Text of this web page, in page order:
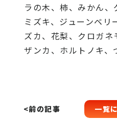
ラの木、柿、みかん
ミズキ、ジューンベリ
ズカ、花梨、クロガ
ザンカ、ホルトノキ
<前の記事 一覧